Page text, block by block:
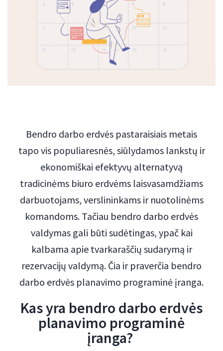
Bendro darbo erdvės pastaraisiais metais
tapo vis populiaresnės, siūlydamos lankstų ir
ekonomiškai efektyvų alternatyvą
tradicinėms biuro erdvėms laisvasamdžiams
darbuotojams, verslininkams ir nuotolinėms
komandoms. Tačiau bendro darbo erdvės
valdymas gali būti sudėtingas, ypač kai
kalbama apie tvarkaraščių sudarymą ir
rezervacijų valdymą. Čia ir praverčia bendro
darbo erdvės planavimo programinė įranga.
Kas yra bendro darbo erdvės
planavimo programinė
įranga?